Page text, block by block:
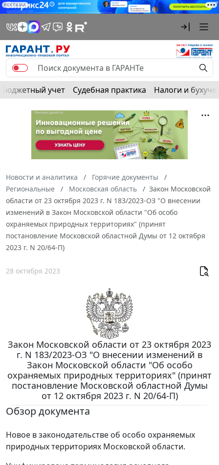
РЕКЛАМА
Бюджетный учет Судебная практика Налоги и
Новости и аналитика
Горячие документы
Региональные
Московская область
Закон Московской
области от 23 октября 2023 г. N 183/2023-ОЗ "О внесении
изменений в Закон Московской области "Об особо
охраняемых природных территориях" (принят
постановление Московской областной Думы от 12 октября
2023 г. N 20/64-П)
28 октября 2023
Закон Московской области от 23 октября 2023
г. N 183/2023-ОЗ "О внесении изменений в
Закон Московской области "Об особо
охраняемых природных территориях" (принят
постановление Московской областной Думы
от 12 октября 2023 г. N 20/64-П)
Обзор документа
Новое в законодательстве об особо охраняемых
природных территориях Московской области.